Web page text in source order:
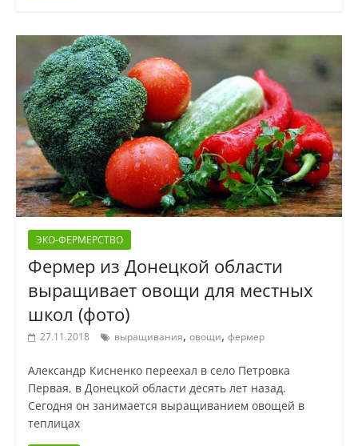
ЭКО-ФЕРМЕРСТВО
Фермер из Донецкой области
выращивает овощи для местных
школ (фото)
27.11.2018 выращивания, овощи, фермер
Александр Кисненко переехал в село Петровка
Первая, в Донецкой области десять лет назад.
Сегодня он занимается выращиванием овощей в
теплицах